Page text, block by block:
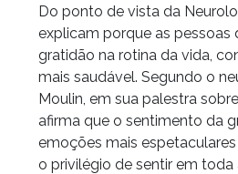
Do ponto de vista da
explicam porque as pessoas
gratidão na rotina da vida,
mais saudável. Segundo o
Moulin, em sua palestra
afirma que o sentimento da
emoções mais
o privilégio de sentir em toda